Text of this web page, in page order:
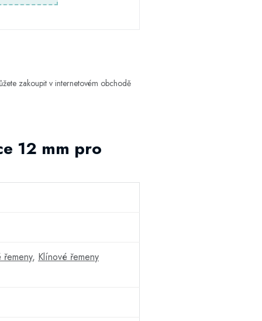
zakoupit v internetovém obchodě
12 mm pro
řemeny, Klínové řemeny